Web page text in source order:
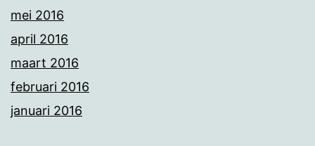
mei 2016
april 2016
maart 2016
februari 2016
januari 2016